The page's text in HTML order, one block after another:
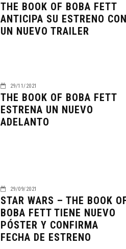
THE BOOK OF BOBA FETT
ANTICIPA SU ESTRENO CON
UN NUEVO TRAILER
29/11/2021
THE BOOK OF BOBA FETT
ESTRENA UN NUEVO
ADELANTO
29/09/2021
STAR WARS – THE BOOK
BOBA FETT TIENE NUEVO
PÓSTER Y CONFIRMA
FECHA DE ESTRENO